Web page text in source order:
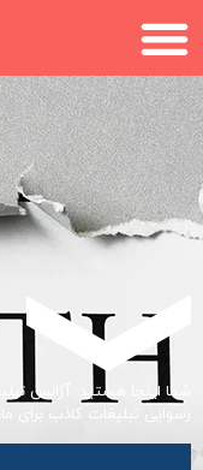
شما اینجا هستید: آژانس
رسوایی تبلیغات کاذب برای